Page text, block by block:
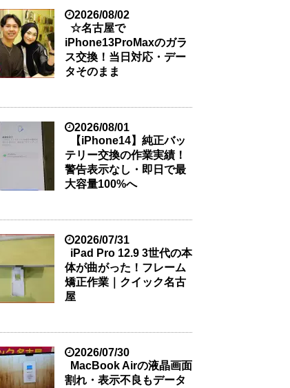
2026/08/02
☆名古屋で
iPhone13ProMaxのガラ
ス交換！当日対応・デー
タそのまま
2026/08/01
【iPhone14】純正バッ
テリー交換の作業実績！
警告表示なし・即日で最
大容量100%へ
2026/07/31
iPad Pro 12.9 3世代の本
体が曲がった！フレーム
矯正作業｜クイック名古
屋
2026/07/30
MacBook Airの液晶画面
割れ・表示不良もデータ